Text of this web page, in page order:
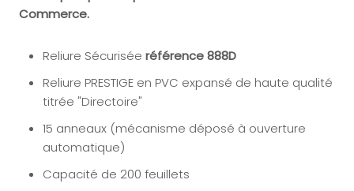
Commerce.
Reliure Sécurisée référence 888D
Reliure PRESTIGE en PVC expansé de haute qualité
titrée "Directoire"
15 anneaux (mécanisme déposé à ouverture
automatique)
Capacité de 200 feuillets